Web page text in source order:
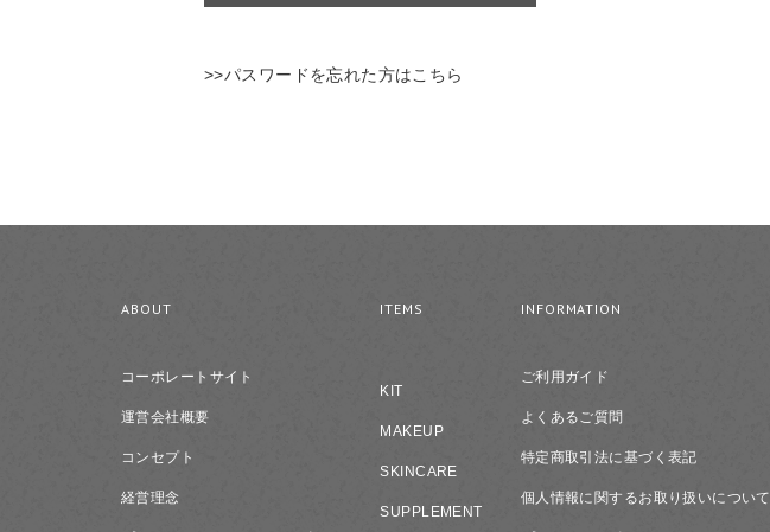
>>パスワードを忘れた方はこちら
ABOUT
コーポレートサイト
運営会社概要
コンセプト
経営理念
ITEMS
KIT
MAKEUP
SKINCARE
SUPPLEMENT
INFORMATION
ご利用ガイド
よくあるご質問
特定商取引法に基づく表記
個人情報に関するお取り扱いについて